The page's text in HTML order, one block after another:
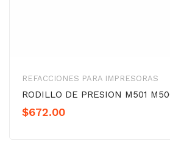
REFACCIONES PARA IMPRESORAS
RODILLO DE PRESION M501
$672.00